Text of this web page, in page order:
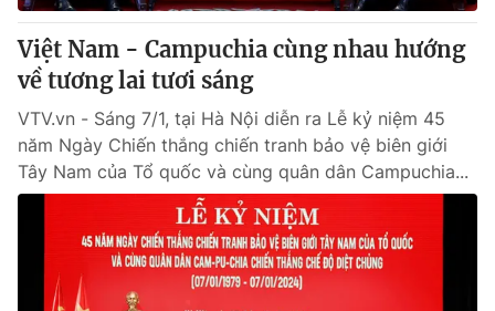
Việt Nam - Campuchia cùng nhau hướng
về tương lai tươi sáng
VTV.vn - Sáng 7/1, tại Hà Nội diễn ra Lễ kỷ niệm 45
năm Ngày Chiến thắng chiến tranh bảo vệ biên giới
Tây Nam của Tổ quốc và cùng quân dân Campuchia...